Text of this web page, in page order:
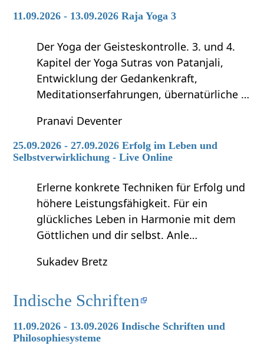
11.09.2026 - 13.09.2026 Raja Yoga 3
Der Yoga der Geisteskontrolle. 3. und 4.
Kapitel der Yoga Sutras von Patanjali,
Entwicklung der Gedankenkraft,
Meditationserfahrungen, übernatürliche …
Pranavi Deventer
25.09.2026 - 27.09.2026 Erfolg im Leben und
Selbstverwirklichung - Live Online
Erlerne konkrete Techniken für Erfolg und
höhere Leistungsfähigkeit. Für ein
glückliches Leben in Harmonie mit dem
Göttlichen und dir selbst. Anle…
Sukadev Bretz
Indische Schriften
11.09.2026 - 13.09.2026 Indische Schriften und
Philosophiesysteme